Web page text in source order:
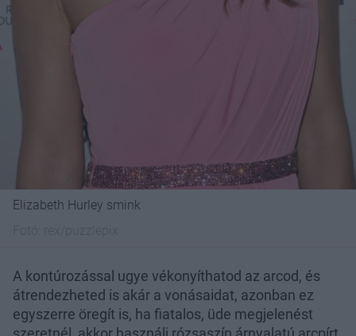
Elizabeth Hurley smink
A kontúrozással ugye vékonyíthatod az arcod, és
átrendezheted is akár a vonásaidat, azonban ez
egyszerre öregít is, ha fiatalos, üde megjelenést